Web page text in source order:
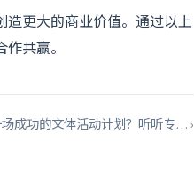
更大的商业价值。通过以上
共赢。
成功的文体活动计划？听听专… ›